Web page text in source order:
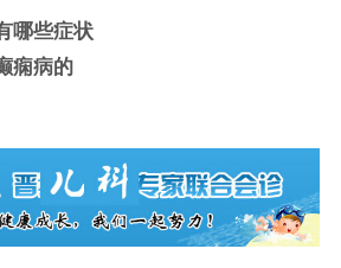
哪些症状
痫病的